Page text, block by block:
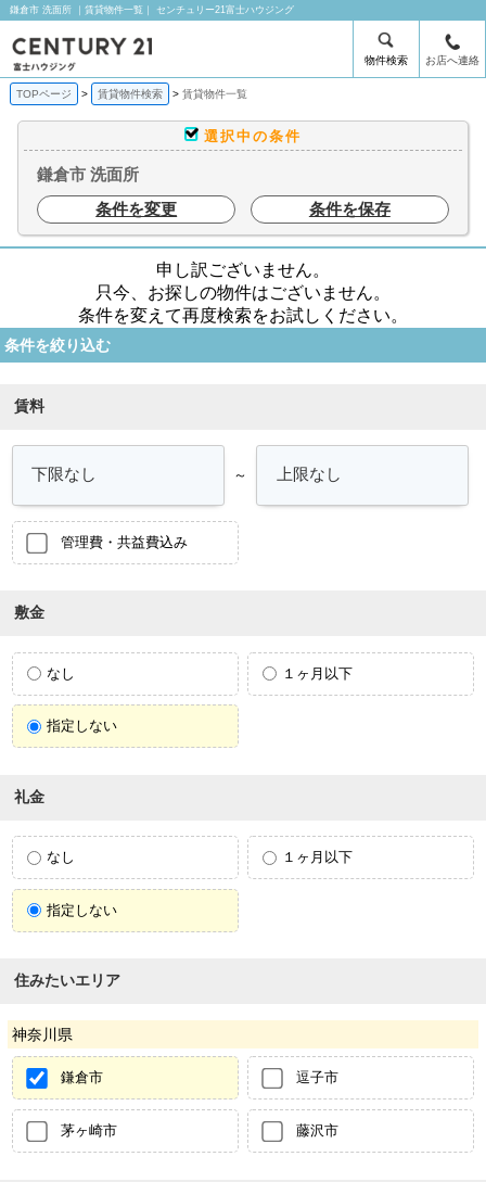
鎌倉市 洗面所 ｜賃貸物件一覧｜ センチュリー21富士ハウジング
物件検索 お店へ連絡
TOPページ 賃貸物件検索 賃貸物件一覧
選択中の条件
鎌倉市 洗面所
条件を変更
条件を保存
申し訳ございません。
只今、お探しの物件はございません。
条件を変えて再度検索をお試しください。
条件を絞り込む
賃料
～
管理費・共益費込み
敷金
なし １ヶ月以下
指定しない
礼金
なし １ヶ月以下
指定しない
住みたいエリア
神奈川県
鎌倉市 逗子市
茅ヶ崎市 藤沢市